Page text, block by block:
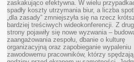
zaskakująco efektywna. W wielu
spadły koszty utrzymania biur, a liczba
„dla zasady” zmniejszyła się na rzecz
bardziej treściwych wideokonferencji. Z
strony pojawiły się nowe wyzwania –
zaangażowania zespołu, dbanie o kulturę
organizacyjną oraz zapobieganie wypaleniu
zawodowemu pracowników, którzy spędzają